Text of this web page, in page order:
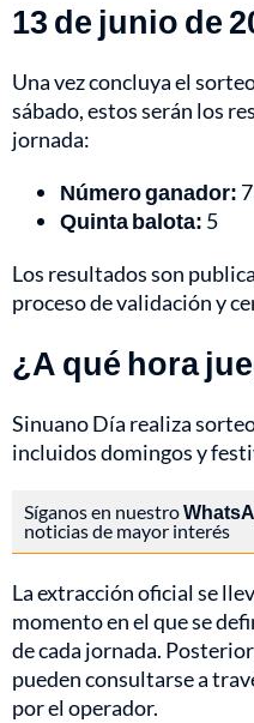
13 de junio de
Una vez concluya el
sábado, estos serán los
jornada:
Número ganador:
Quinta balota: 5
Los resultados son
proceso de validación y
¿A qué hora
Sinuano Día realiza
incluidos domingos y
Síganos en nuestro
noticias de mayor interés
La extracción oficial se
momento en el que se
de cada jornada.
pueden consultarse a
por el operador.